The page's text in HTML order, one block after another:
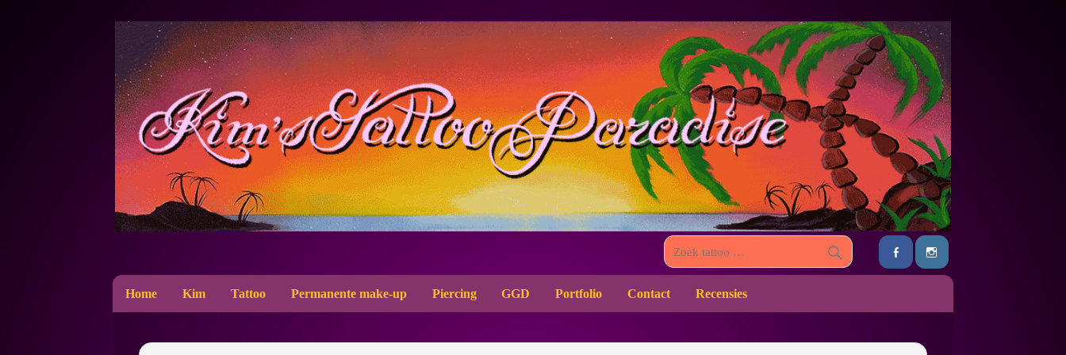
Home Kim Tattoo Permanente make-up Piercing GGD Portfolio Contact Recensies